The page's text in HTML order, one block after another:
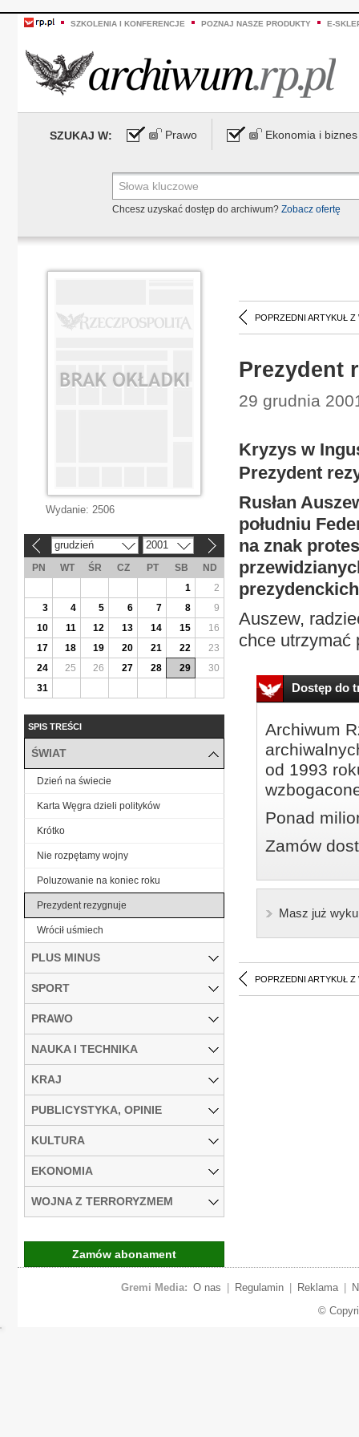
SZKOLENIA I KONFERENCJE POZNAJ NASZE PRODUKTY E-
SZUKAJ W: Prawo Ekonomia i biznes
Chcesz uzyskać dostęp do archiwum? Zobacz ofertę
POPRZEDNI ARTYKUŁ Z
Prezydent
29 grudnia
Kryzys w
Prezydent
Rusłan
południu
na znak
Auszew,
chce utrzymać
Dostęp do
Archiwum
od 1993
Ponad
Zamów
Masz już
POPRZEDNI ARTYKUŁ Z
Wydanie: 2506
grudzień 2001
PN WT ŚR CZ PT SB
ND
1
2
3
4 5 6 7 8
9
10
11 12 13 14 15
16
17
18 19 20 21 22
23
24
25 26 27 28 29
30
31
SPIS TREŚCI
ŚWIAT
Dzień na świecie
Karta Węgra dzieli polityków
Krótko
Nie rozpętamy wojny
Poluzowanie na koniec roku
Prezydent rezygnuje
Wrócił uśmiech
PLUS MINUS
SPORT
PRAWO
NAUKA I TECHNIKA
KRAJ
PUBLICYSTYKA, OPINIE
KULTURA
EKONOMIA
WOJNA Z TERRORYZMEM
Zamów abonament
Gremi Media: O nas Regulamin Reklama
©